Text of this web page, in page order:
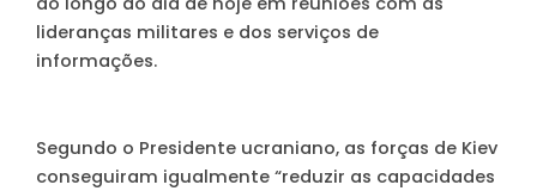
lideranças militares e dos serviços de
informações.
Segundo o Presidente ucraniano, as forças de Kiev
conseguiram igualmente “reduzir as capacidades